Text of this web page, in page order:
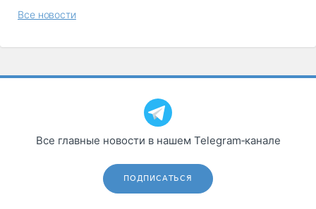
Все новости
Все главные новости в нашем Telegram‑канале
ПОДПИСАТЬСЯ